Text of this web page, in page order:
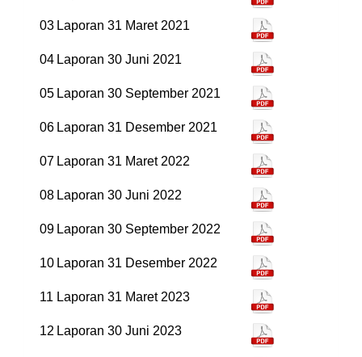
03 Laporan 31 Maret 2021
04 Laporan 30 Juni 2021
05 Laporan 30 September 2021
06 Laporan 31 Desember 2021
07 Laporan 31 Maret 2022
08 Laporan 30 Juni 2022
09 Laporan 30 September 2022
10 Laporan 31 Desember 2022
11 Laporan 31 Maret 2023
12 Laporan 30 Juni 2023